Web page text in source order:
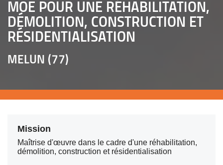
MOE POUR UNE RÉHABILITATION,
DÉMOLITION, CONSTRUCTION ET
RÉSIDENTIALISATION
MELUN (77)
Mission
Maîtrise d'œuvre dans le cadre d'une réhabilitation,
démolition, construction et résidentialisation